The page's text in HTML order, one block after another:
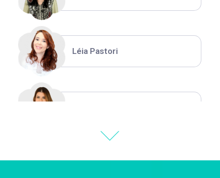
Léia Pastori
Thiara Ney